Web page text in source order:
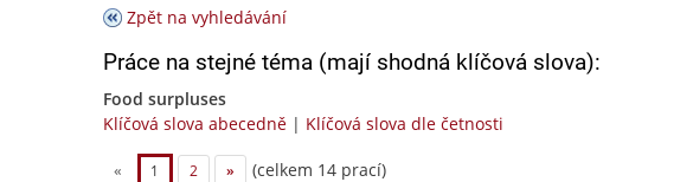
Zpět na vyhledávání
Práce na stejné téma (mají shodná klíčová slova):
Food surpluses
Klíčová slova abecedně | Klíčová slova dle četnosti
« 1 2 » (celkem 14 prací)